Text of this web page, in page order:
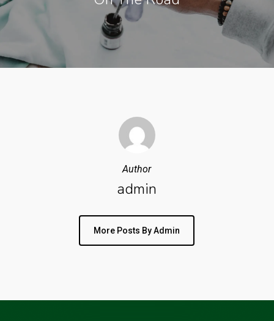
Author
admin
More Posts By Admin